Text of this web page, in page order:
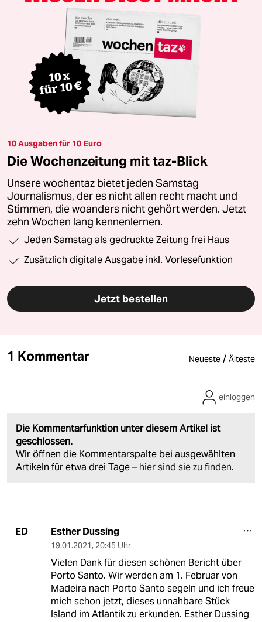
10 Ausgaben für 10 Euro
Die Wochenzeitung mit taz-Blick
Unsere wochentaz bietet jeden Samstag
Journalismus, der es nicht allen recht macht und
Stimmen, die woanders nicht gehört werden. Jetzt
zehn Wochen lang kennenlernen.
Jeden Samstag als gedruckte Zeitung frei Haus
Zusätzlich digitale Ausgabe inkl. Vorlesefunktion
Jetzt bestellen
1 Kommentar Neueste / Älteste
Die Kommentarfunktion unter diesem Artikel ist
geschlossen.
Wir öffnen die Kommentarspalte bei ausgewählten
Artikeln für etwa drei Tage – hier sind sie zu finden.
einloggen
ED Esther Dussing
19.01.2021, 20:45 Uhr
Vielen Dank für diesen schönen Bericht über
Porto Santo. Wir werden am 1. Februar von
Madeira nach Porto Santo segeln und ich freue
mich schon jetzt, dieses unnahbare Stück
Island im Atlantik zu erkunden. Esther Dussing